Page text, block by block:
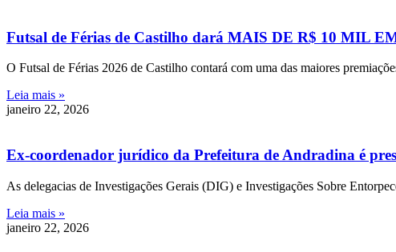
Futsal de Férias de Castilho dará MAIS DE R$ 10 MIL
O Futsal de Férias 2026 de Castilho contará com uma das maiores
Leia mais »
janeiro 22, 2026
Ex-coordenador jurídico da Prefeitura de Andradina é
As delegacias de Investigações Gerais (DIG) e Investigações Sobre
Leia mais »
janeiro 22, 2026